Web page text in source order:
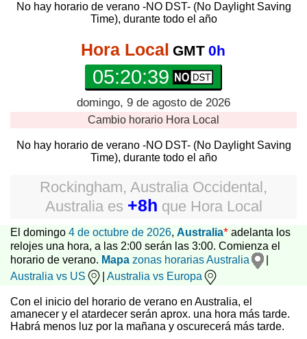
No hay horario de verano -NO DST- (No Daylight Saving
Time), durante todo el año
Hora Local GMT 0h
05:20:40
domingo, 9 de agosto de 2026
Cambio horario Hora Local
No hay horario de verano -NO DST- (No Daylight Saving
Time), durante todo el año
Rockingham, Australia Occidental,
Australiaes +8h que Hora Local
El domingo 4 de octubre de 2026, Australia* adelanta los
relojes una hora, a las 2:00 serán las 3:00. Comienza el
horario de verano. Mapa zonas horarias Australia
Australia vs US
Australia vs Europa
Con el inicio del horario de verano en Australia, el
amanecer y el atardecer serán aprox. una hora más tarde.
Habrá menos luz por la mañana y oscurecerá más tarde.